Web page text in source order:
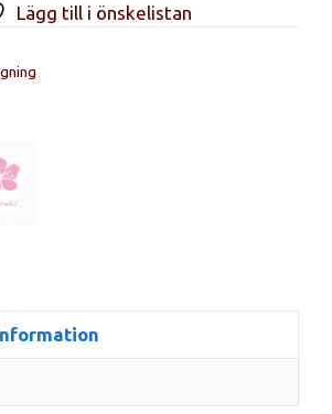
WAX
mängd
Lägg till i önskelistan